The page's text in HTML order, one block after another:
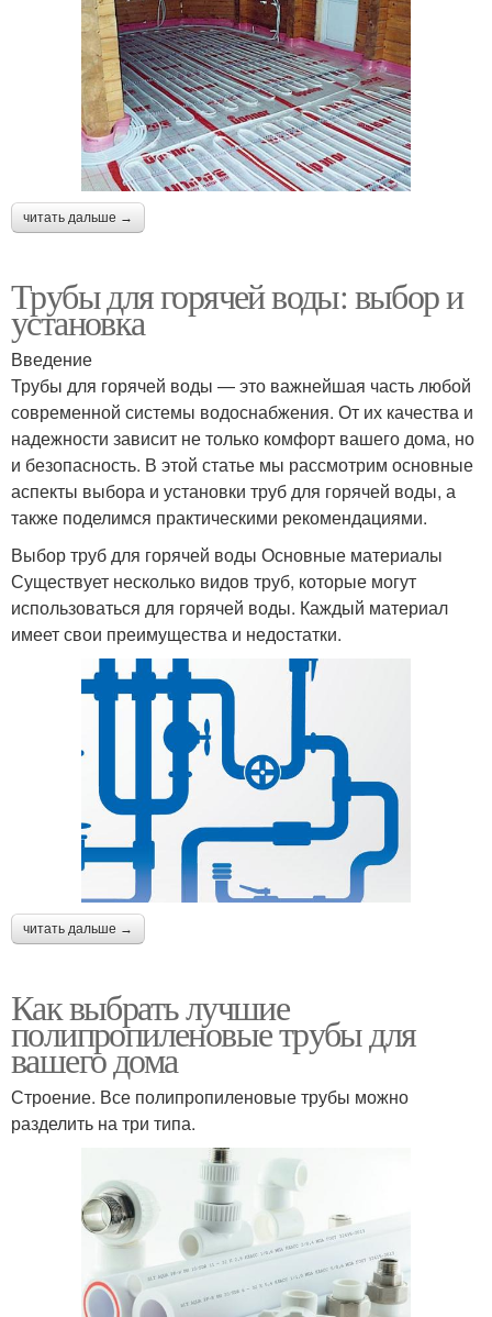
читать дальше →
Трубы для горячей воды: выбор и
установка
Введение
Трубы для горячей воды — это важнейшая часть любой
современной системы водоснабжения. От их качества и
надежности зависит не только комфорт вашего дома, но
и безопасность. В этой статье мы рассмотрим основные
аспекты выбора и установки труб для горячей воды, а
также поделимся практическими рекомендациями.
Выбор труб для горячей воды Основные материалы
Существует несколько видов труб, которые могут
использоваться для горячей воды. Каждый материал
имеет свои преимущества и недостатки.
читать дальше →
Как выбрать лучшие
полипропиленовые трубы для
вашего дома
Строение. Все полипропиленовые трубы можно
разделить на три типа.